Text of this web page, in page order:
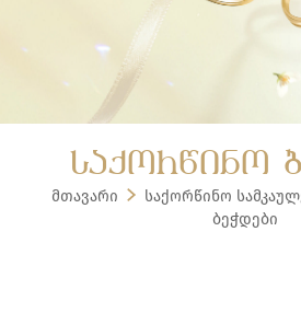
საქორწინო
მთავარი საქორწინო
ბეჭდები